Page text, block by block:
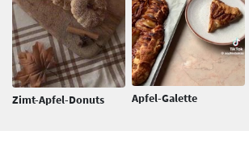
Zimt-Apfel-Donuts Apfel-Galette